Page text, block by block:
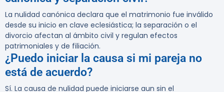
La nulidad canónica declara que el matrimonio fue inválido
desde su inicio en clave eclesiástica; la separación o el
divorcio afectan al ámbito civil y regulan efectos
patrimoniales y de filiación.
¿Puedo iniciar la causa si mi pareja no
está de acuerdo?
Sí. La causa de nulidad puede iniciarse aun sin el